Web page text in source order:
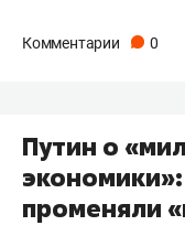
Комментарии 0
Путин о
променяли